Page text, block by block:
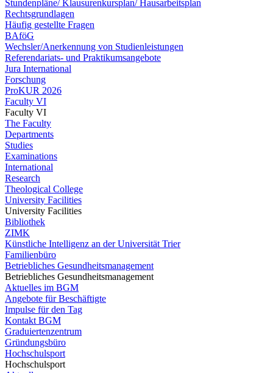
Stundenpläne/ Klausurenkursplan/ Hausarbeitsplan
Rechtsgrundlagen
Häufig gestellte Fragen
BAföG
Wechsler/Anerkennung von Studienleistungen
Referendariats- und Praktikumsangebote
Jura International
Forschung
ProKUR 2026
Faculty VI
Faculty VI
The Faculty
Departments
Studies
Examinations
International
Research
Theological College
University Facilities
University Facilities
Bibliothek
ZIMK
Künstliche Intelligenz an der Universität Trier
Familienbüro
Betriebliches Gesundheitsmanagement
Betriebliches Gesundheitsmanagement
Aktuelles im BGM
Angebote für Beschäftigte
Impulse für den Tag
Kontakt BGM
Graduiertenzentrum
Gründungsbüro
Hochschulsport
Hochschulsport